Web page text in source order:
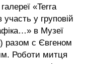
«Terra
у груповій
в Музеї
разом с Євгеном
Роботи митця